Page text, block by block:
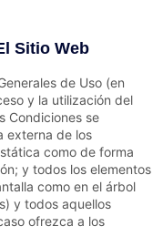
Sitio Web
de Uso (en
y la utilización del
Condiciones se
externa de los
como de forma
y todos los elementos
como en el árbol
y todos aquellos
ofrezca a los